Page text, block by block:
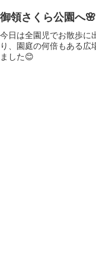
御領さくら公園へ🌸
今日は全園児でお散歩に
り、園庭の何倍もある広
ました😊